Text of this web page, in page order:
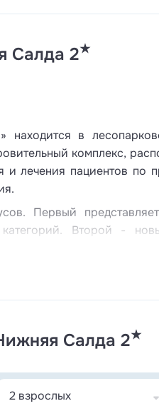
Салда 2★
находится в
комплекс,
лечения пациентов по
Первый
Второй -
В ванной
бар, видеозал,
могут посетить
Салда 2★
2 взрослых